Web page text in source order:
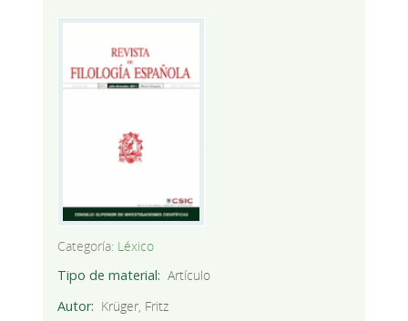
Categoría: Léxico
Tipo de material
Artículo
Autor
Krüger, Fritz